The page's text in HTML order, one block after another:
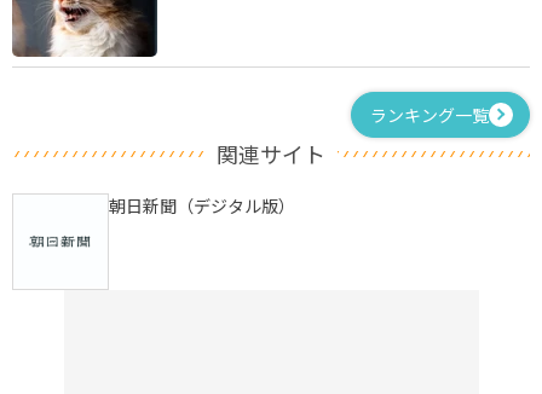
ランキング一覧
関連サイト
朝日新聞（デジタル版）